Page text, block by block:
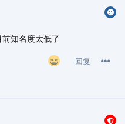
知名度太低了
回复